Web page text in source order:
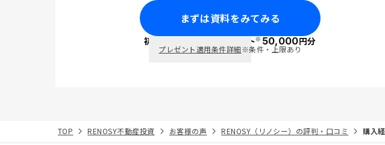
まずは資料をみてみる
初回面談で ポイント※50,000円分
プレゼント適用条件詳細※条件・上限あり
TOP RENOSY不動産投資 お客様の声 RENOSY（リノシー）の評判・口コミ 購入